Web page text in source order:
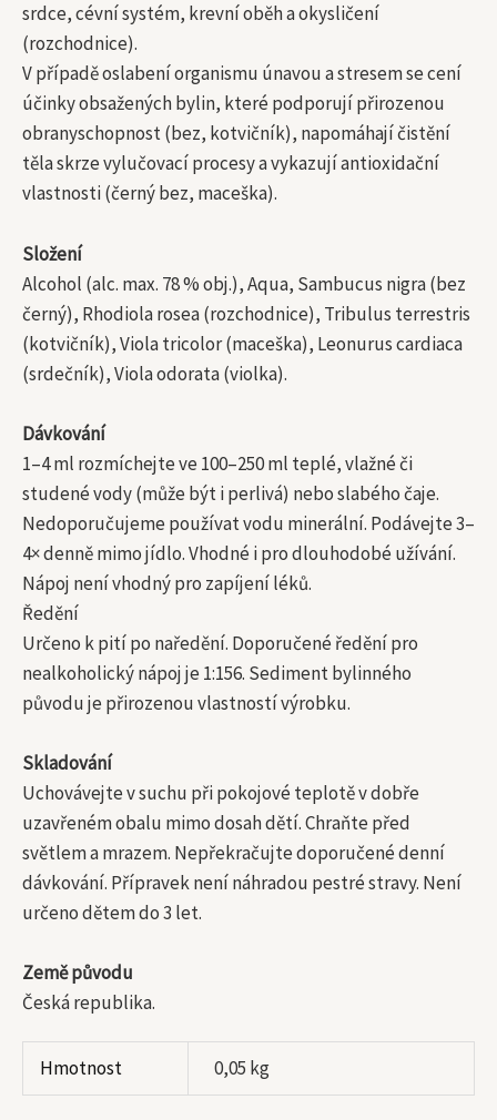
srdce, cévní systém, krevní oběh a okysličení
(rozchodnice).
V případě oslabení organismu únavou a stresem se cení
účinky obsažených bylin, které podporují přirozenou
obranyschopnost (bez, kotvičník), napomáhají čistění
těla skrze vylučovací procesy a vykazují antioxidační
vlastnosti (černý bez, maceška).
Složení
Alcohol (alc. max. 78 % obj.), Aqua, Sambucus nigra (bez
černý), Rhodiola rosea (rozchodnice), Tribulus terrestris
(kotvičník), Viola tricolor (maceška), Leonurus cardiaca
(srdečník), Viola odorata (violka).
Dávkování
1–4 ml rozmíchejte ve 100–250 ml teplé, vlažné či
studené vody (může být i perlivá) nebo slabého čaje.
Nedoporučujeme používat vodu minerální. Podávejte 3–
4× denně mimo jídlo. Vhodné i pro dlouhodobé užívání.
Nápoj není vhodný pro zapíjení léků.
Ředění
Určeno k pití po naředění. Doporučené ředění pro
nealkoholický nápoj je 1:156. Sediment bylinného
původu je přirozenou vlastností výrobku.
Skladování
Uchovávejte v suchu při pokojové teplotě v dobře
uzavřeném obalu mimo dosah dětí. Chraňte před
světlem a mrazem. Nepřekračujte doporučené denní
dávkování. Přípravek není náhradou pestré stravy. Není
určeno dětem do 3 let.
Země původu
Česká republika.
Hmotnost 0,05 kg